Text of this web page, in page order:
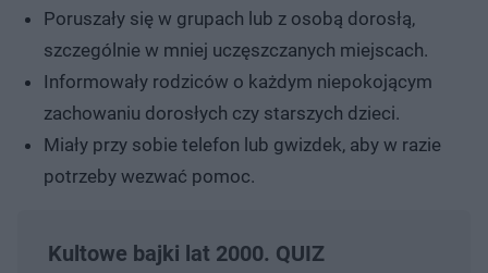
Poruszały się w grupach lub z osobą dorosłą,
szczególnie w mniej uczęszczanych miejscach.
Informowały rodziców o każdym niepokojącym
zachowaniu dorosłych czy starszych dzieci.
Miały przy sobie telefon lub gwizdek, aby w razie
potrzeby wezwać pomoc.
Kultowe bajki lat 2000. QUIZ